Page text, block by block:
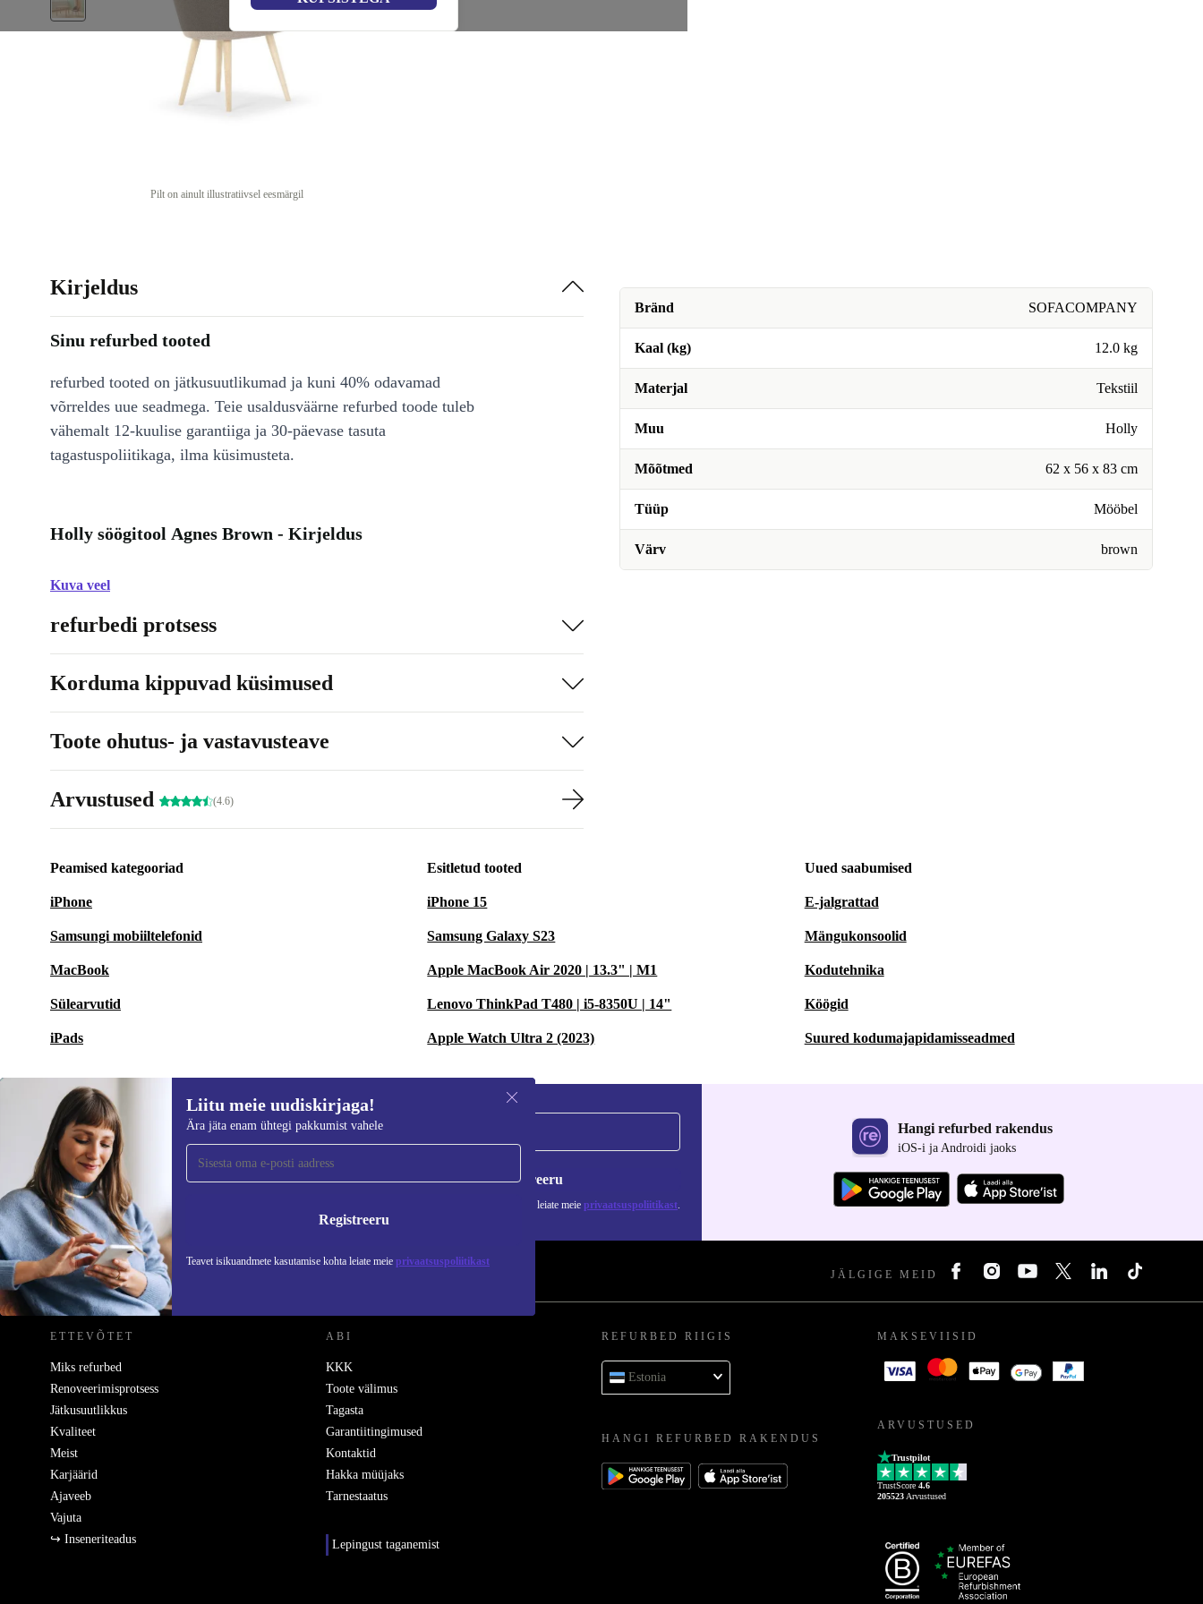
Pilt on ainult illustratiivsel eesmärgil
Bränd SOFACOMPANY
Kaal (kg) 12.0 kg
Materjal Tekstiil
Muu Holly
Mõõtmed 62 x 56 x 83 cm
Tüüp Mööbel
Värv brown
Kirjeldus
Sinu refurbed tooted
refurbed tooted on jätkusuutlikumad ja kuni 40% odavamad
võrreldes uue seadmega. Teie usaldusväärne refurbed toode tuleb
vähemalt 12-kuulise garantiiga ja 30-päevase tasuta
tagastuspoliitikaga, ilma küsimusteta.
Holly söögitool Agnes Brown - Kirjeldus
Kuva veel
refurbedi protsess
Korduma kippuvad küsimused
Toote ohutus- ja vastavusteave
Arvustused (4.6)
Peamised kategooriad
iPhone
Samsungi mobiiltelefonid
MacBook
Sülearvutid
iPads
Esitletud tooted
iPhone 15
Samsung Galaxy S23
Apple MacBook Air 2020 | 13.3" | M1
Lenovo ThinkPad T480 | i5-8350U | 14"
Apple Watch Ultra 2 (2023)
Uued saabumised
E-jalgrattad
Mängukonsoolid
Kodutehnika
Köögid
Suured kodumajapidamisseadmed
Liitu meie uudiskirjaga!
Ära jäta enam ühtegi pakkumist vahele
Registreeru
Teavet isikuandmete kasutamise kohta leiate meie privaatsuspoliitikast
Liitu meie uudiskirjaga!
Ära jäta enam ühtegi pakkumist vahele. Registreeru
Teavet isikuandmete kasutamise kohta leiate meie privaatsuspoliitikast.
Hangi refurbed rakendus
iOS-i ja Androidi jaoks
REFURBED EESTI - RETHINK NEW. JÄLGIGE MEID
ETTEVÕTET
Miks refurbed
Renoveerimisprotsess
Jätkusuutlikkus
Kvaliteet
Meist
Karjäärid
Ajaveeb
Vajuta
↪ Inseneriteadus
ABI
KKK
Toote välimus
Tagasta
Garantiitingimused
Kontaktid
Hakka müüjaks
Tarnestaatus
Lepingust taganemist
REFURBED RIIGIS
Estonia
HANGI REFURBED RAKENDUS
MAKSEVIISID
ARVUSTUSED
Trustpilot
TrustScore 4.6
205523 Arvustused